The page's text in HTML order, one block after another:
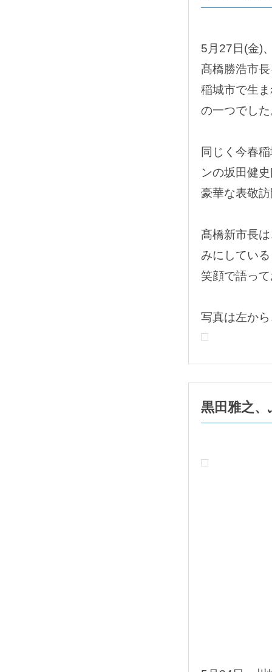
5月27日(金)
髙橋勝浩市
稲城市で生
の一つでし
同じく今春
ンの坂田健
豪華な表敬
髙橋新市長
みにしてい
笑顔で語っ
写真は左か
黒田雅之